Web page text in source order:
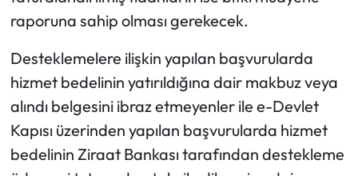
raporuna sahip olması gerekecek.
Desteklemelere ilişkin yapılan başvurularda
hizmet bedelinin yatırıldığına dair makbuz veya
alındı belgesini ibraz etmeyenler ile e-Devlet
Kapısı üzerinden yapılan başvurularda hizmet
bedelinin Ziraat Bankası tarafından destekleme